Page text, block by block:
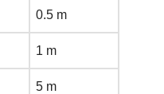
0.5 m
1 m
5 m